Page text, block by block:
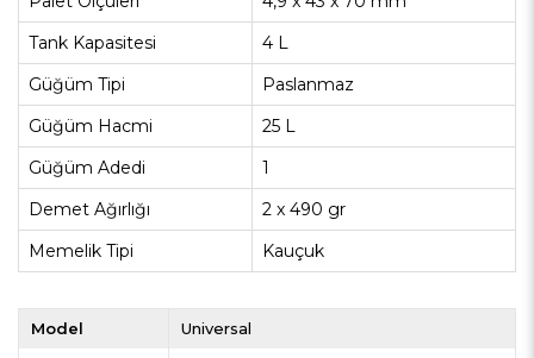
Tank Kapasitesi
4 L
Güğüm Tipi
Paslanmaz
Güğüm Hacmi
25 L
Güğüm Adedi
1
Demet Ağırlığı
2 x 490 gr
Memelik Tipi
Kauçuk
Model Universal